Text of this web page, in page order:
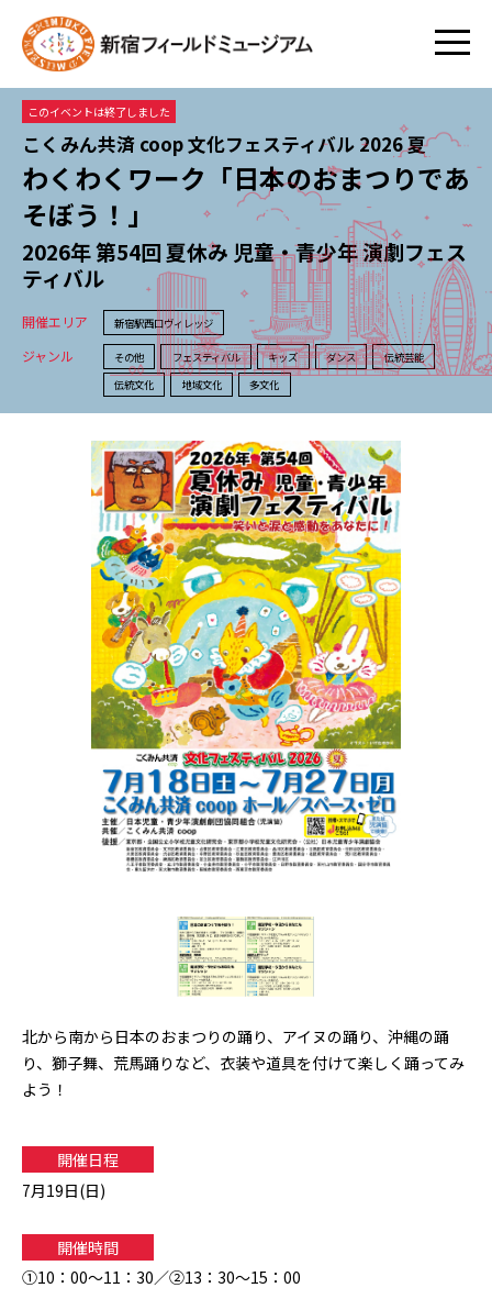
このイベントは終了しました
こくみん共済 coop 文化フェスティバル 2026 夏
わくわくワーク「日本のおまつりであ
そぼう！」
2026年 第54回 夏休み 児童・青少年 演劇フェス
ティバル
開催エリア 新宿駅西口ヴィレッジ
ジャンル その他 フェスティバル キッズ ダンス
伝統芸能
伝統文化
地域文化 多文化
北から南から日本のおまつりの踊り、アイヌの踊り、沖縄の踊
り、獅子舞、荒馬踊りなど、衣装や道具を付けて楽しく踊ってみ
よう！
開催日程
7月19日(日)
開催時間
①10：00～11：30／②13：30～15：00